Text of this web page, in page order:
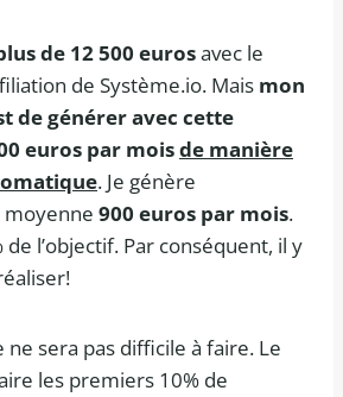
de 12 500 eurosavec le
de Système.io. Mais mon
de générer avec cette
euros par moisde manière
. Je génère
900 euros par mois.
de l’objectif. Par conséquent, il y
ne sera pas difficile à faire. Le
les premiers 10% de